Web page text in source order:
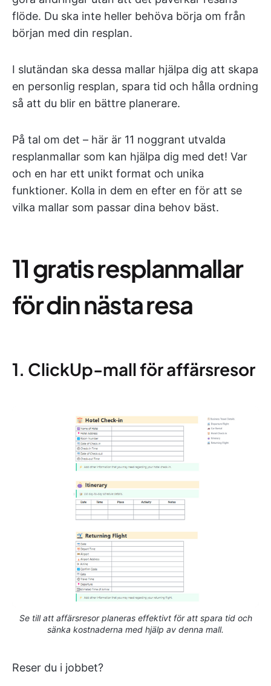
flöde. Du ska inte heller behöva börja om från
början med din resplan.
I slutändan ska dessa mallar hjälpa dig att skapa
en personlig resplan, spara tid och hålla ordning
så att du blir en bättre planerare.
På tal om det – här är 11 noggrant utvalda
resplanmallar som kan hjälpa dig med det! Var
och en har ett unikt format och unika
funktioner. Kolla in dem en efter en för att se
vilka mallar som passar dina behov bäst.
11 gratis resplanmallar
för din nästa resa
1. ClickUp-mall för affärsresor
Se till att affärsresor planeras effektivt för att spara tid och
sänka kostnaderna med hjälp av denna mall.
Reser du i jobbet?